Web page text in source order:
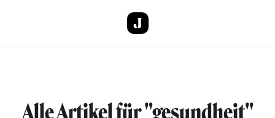
Alle Artikel für "gesundheit"